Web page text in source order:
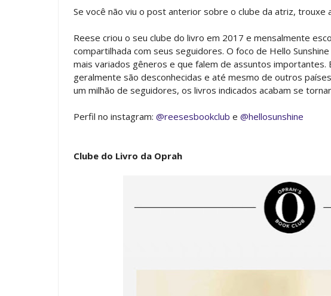
Se você não viu o post anterior sobre o clube da atriz, trouxe
Reese criou o seu clube do livro em 2017 e mensalmente
compartilhada com seus seguidores. O foco de Hello
mais variados gêneros e que falem de assuntos importantes.
geralmente são desconhecidas e até mesmo de outros
um milhão de seguidores, os livros indicados acabam se
Perfil no instagram: @reesesbookclub e @hellosunshine
Clube do Livro da Oprah